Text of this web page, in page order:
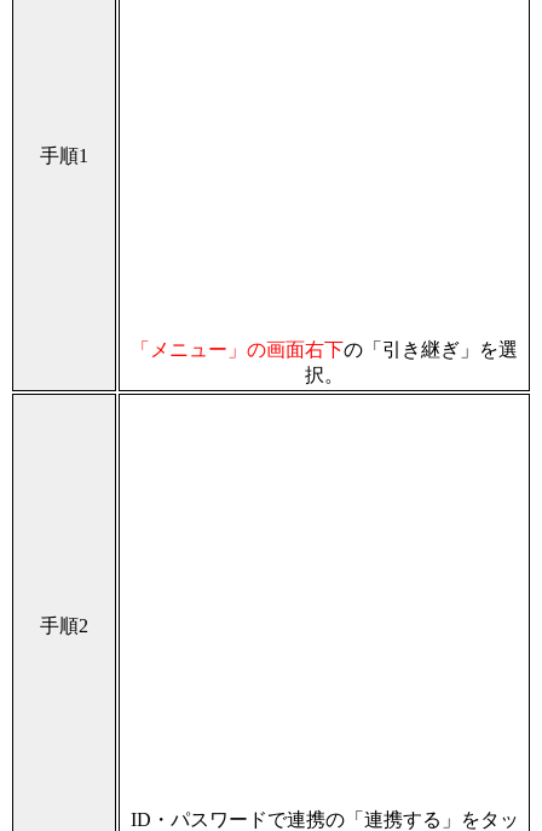
手順1
「メニュー」の画面右下の「引き継ぎ」を選
択。
手順2
ID・パスワードで連携の「連携する」をタッ